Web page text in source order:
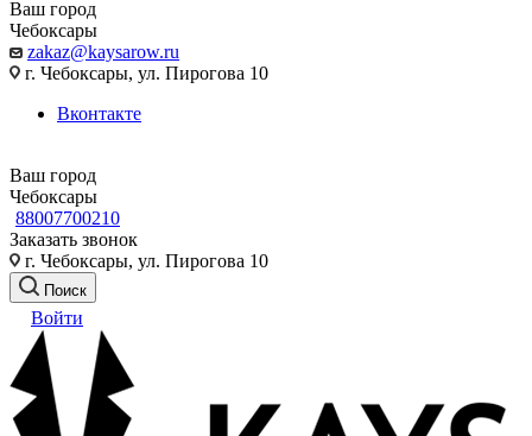
Ваш город
Чебоксары
zakaz@kaysarow.ru
г. Чебоксары, ул. Пирогова 10
Вконтакте
Ваш город
Чебоксары
88007700210
Заказать звонок
г. Чебоксары, ул. Пирогова 10
Поиск
Войти